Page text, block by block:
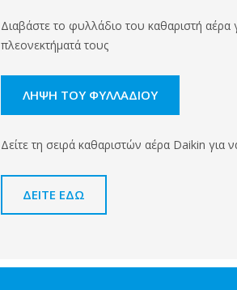
Διαβάστε το φυλλάδιο του καθαριστή αέρα
πλεονεκτήματά τους
ΛΉΨΗ ΤΟΥ ΦΥΛΛΑΔΊΟΥ
Δείτε τη σειρά καθαριστών αέρα Daikin για
ΔΕΙΤΕ ΕΔΩ